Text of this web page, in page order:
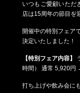
いつもご愛顧いただ
店は15周年の節目を
開催中の特別フェア
決定いたしました！
【特別フェア内容】
時間） 通常 5,920円
打ち上げや飲み会に